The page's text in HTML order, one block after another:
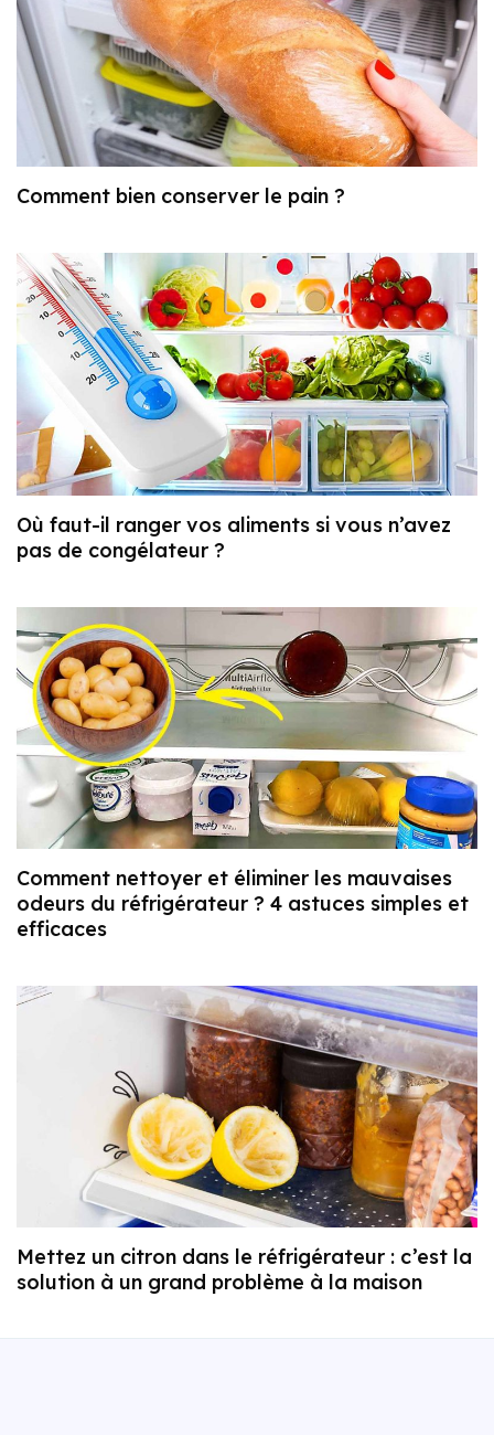
Comment bien conserver le pain ?
Où faut-il ranger vos aliments si vous n’avez
pas de congélateur ?
Comment nettoyer et éliminer les mauvaises
odeurs du réfrigérateur ? 4 astuces simples et
efficaces
Mettez un citron dans le réfrigérateur : c’est la
solution à un grand problème à la maison